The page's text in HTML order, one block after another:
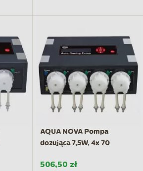
AQUA NOVA Pompa
dozująca 7,5W, 4x 70
506,50 zł